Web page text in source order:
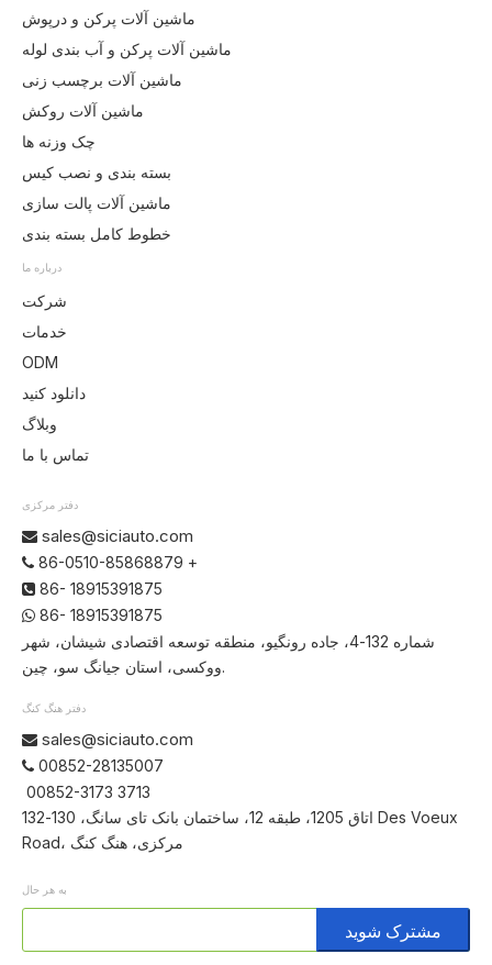
ماشین آلات پرکن و درپوش
ماشین آلات پرکن و آب بندی لوله
ماشین آلات برچسب زنی
ماشین آلات روکش
چک وزنه ها
بسته بندی و نصب کیس
ماشین آلات پالت سازی
خطوط کامل بسته بندی
درباره ما
شرکت
خدمات
ODM
دانلود کنید
وبلاگ
تماس با ما
دفتر مرکزی
 sales@siciauto.com
 86-0510-85868879 +
 86- 18915391875
 86- 18915391875
شماره 132-4، جاده رونگیو، منطقه توسعه اقتصادی شیشان، شهر
ووکسی، استان جیانگ سو، چین.
دفتر هنگ کنگ
 sales@siciauto.com
 00852-28135007
00852-3173 3713
اتاق 1205، طبقه 12، ساختمان بانک تای سانگ، 130-132 Des Voeux
Road، مرکزی، هنگ کنگ
به هر حال
مشترک شوید